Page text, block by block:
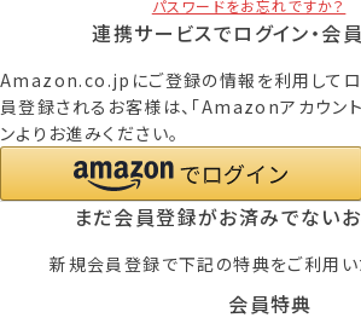
パスワードをお忘れですか？
連携サービスでログイン・会
Amazon.co.jpにご登録の情報を利用してロ
員登録されるお客様は、「Amazonアカウン
ンよりお進みください。
まだ会員登録がお済みでない
新規会員登録で下記の特典をご利用
会員特典